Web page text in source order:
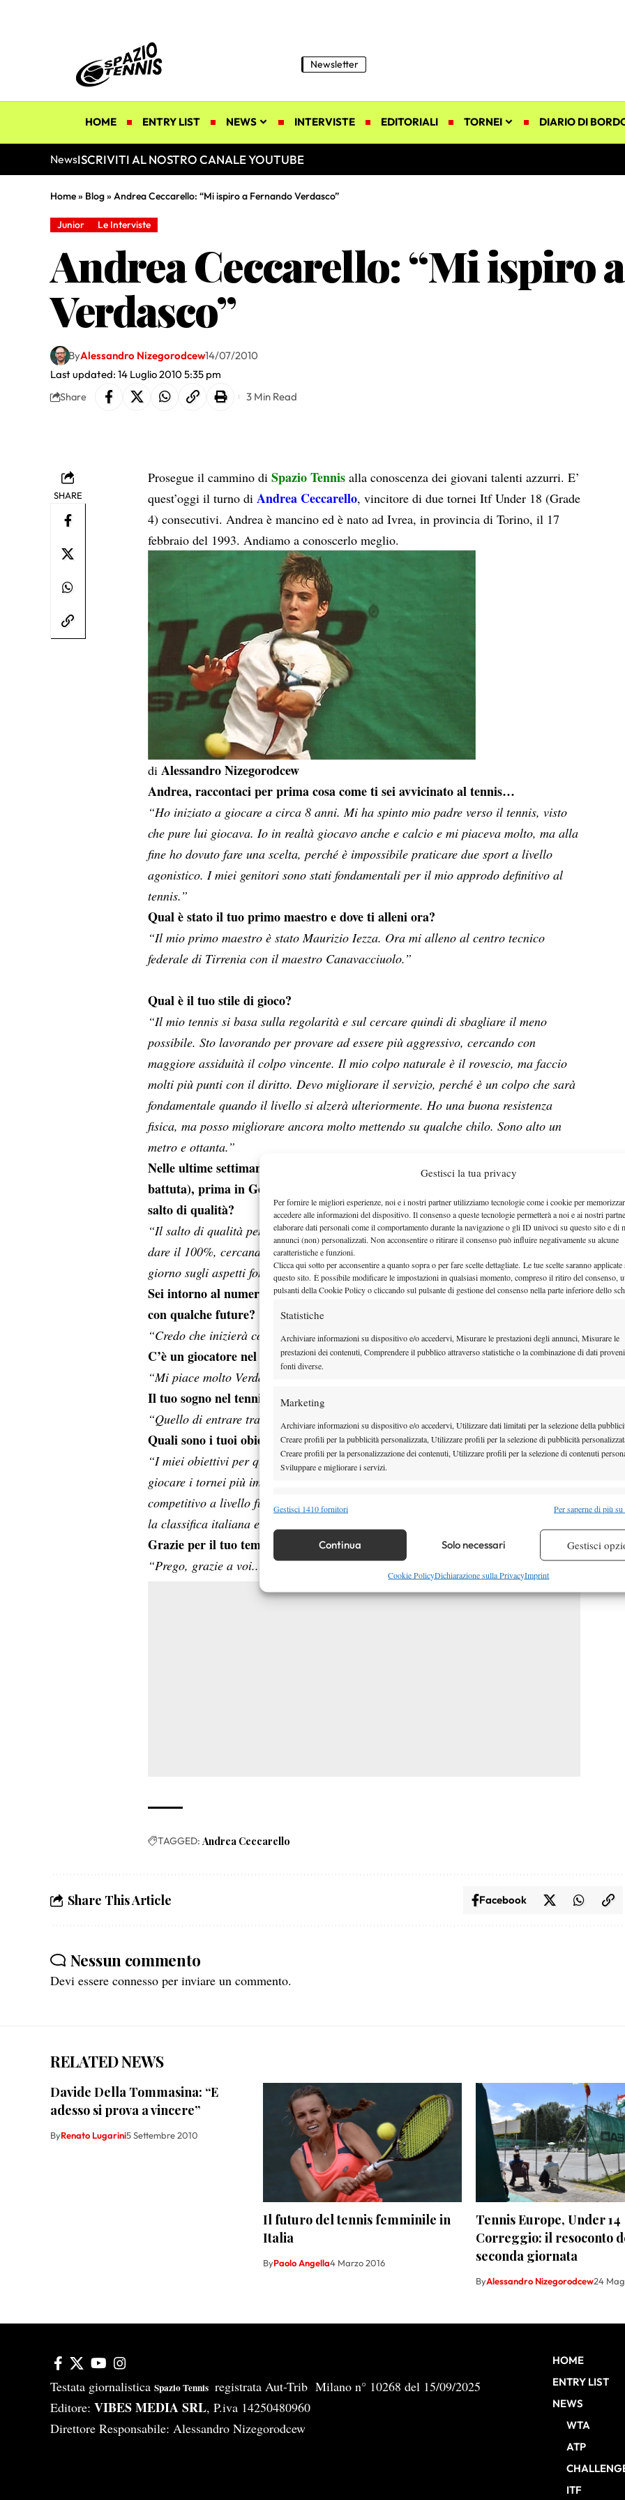
Gestisci la tua privacy
Per fornire le migliori esperienze, noi e i nostri partner utilizziamo tecnologie come i cookie per
accedere alle informazioni del dispositivo. Il consenso a queste tecnologie permetterà a noi e ai nostri
elaborare dati personali come il comportamento durante la navigazione o gli ID univoci su questo sito e di
annunci (non) personalizzati. Non acconsentire o ritirare il consenso può influire negativamente su alcune
caratteristiche e funzioni.
Clicca qui sotto per acconsentire a quanto sopra o per fare scelte dettagliate. Le tue scelte saranno applicate
questo sito. È possibile modificare le impostazioni in qualsiasi momento, compreso il ritiro del consenso,
pulsanti della Cookie Policy o cliccando sul pulsante di gestione del consenso nella parte inferiore dello
Statistiche
Archiviare informazioni su dispositivo e/o accedervi, Misurare le prestazioni degli annunci, Misurare le
prestazioni dei contenuti, Comprendere il pubblico attraverso statistiche o la combinazione di dati
fonti diverse.
Marketing
Archiviare informazioni su dispositivo e/o accedervi, Utilizzare dati limitati per la selezione della
Creare profili per la pubblicità personalizzata, Utilizzare profili per la selezione di pubblicità
Creare profili per la personalizzazione dei contenuti, Utilizzare profili per la selezione di contenuti
Sviluppare e migliorare i servizi.
Funzionalità
Identificare i dispositivi in base alle informazioni trasmesse automaticamente.
Garantire la sicurezza, prevenire e rilevare frodi, correggere errori,
Erogare e presentare pubblicità e contenuto, Salvare e comunicare le
Gestisci 1410 fornitori Per saperne di più
Continua Solo necessari Gestisci
Cookie PolicyDichiarazione sulla PrivacyImprint
Newsletter
HOME ENTRY LIST NEWS INTERVISTE EDITORIALI TORNEI DIARIO DI
NewsISCRIVITI AL NOSTRO CANALE YOUTUBE
Home» Blog» Andrea Ceccarello: “Mi ispiro a Fernando Verdasco”
Junior Le Interviste
Andrea Ceccarello: “Mi ispiro
Verdasco”
Last updated: 14 Luglio 2010 5:35 pm
ByAlessandro Nizegorodcew14/07/2010
Share 3 Min Read
SHARE
Prosegue il cammino diSpazio Tennisalla conoscenza dei giovani talenti azzurri. E’
quest’oggi il turno di Andrea Ceccarello, vincitore di due tornei Itf Under 18 (Grade
4) consecutivi. Andrea è mancino ed è nato ad Ivrea, in provincia di Torino, il 17
febbraio del 1993. Andiamo a conoscerlo meglio.
di Alessandro Nizegorodcew
Andrea, raccontaci per prima cosa come ti sei avvicinato al tennis…
“Ho iniziato a giocare a circa 8 anni. Mi ha spinto mio padre verso il tennis, visto
che pure lui giocava. Io in realtà giocavo anche e calcio e mi piaceva molto, ma alla
fine ho dovuto fare una scelta, perché è impossibile praticare due sport a livello
agonistico. I miei genitori sono stati fondamentali per il mio approdo definitivo al
tennis.”
Qual è stato il tuo primo maestro e dove ti alleni ora?
“Il mio primo maestro è stato Maurizio Iezza. Ora mi alleno al centro tecnico
federale di Tirrenia con il maestro Canavacciuolo.”
Qual è il tuo stile di gioco?
“Il mio tennis si basa sulla regolarità e sul cercare quindi di sbagliare il meno
possibile. Sto lavorando per provare ad essere più aggressivo, cercando con
maggiore assiduità il colpo vincente. Il mio colpo naturale è il rovescio, ma faccio
molti più punti con il diritto. Devo migliorare il servizio, perché è un colpo che sarà
fondamentale quando il livello si alzerà ulteriormente. Ho una buona resistenza
fisica, ma posso migliorare ancora molto mettendo su qualche chilo. Sono alto un
metro e ottanta.”
Nelle ultime settimane hai conquistato due tornei consecutivi (Grade 4 su terra
battuta), prima in Germania e quindi in Olanda. A cosa pensi sia dovuto questo
salto di qualità?
“Il salto di qualità penso sia dovuto ai costanti allenamenti in cui sono riuscito a
dare il 100%, cercando di alzare l’intensità del mio gioco, lavorando giorno dopo
giorno sugli aspetti fondamentali.”
Sei intorno al numero 200 della classifica Itf Under 18, credi di iniziare anche
con qualche future?
“Credo che inizierà con i tornei futures verso la fine del 2010.”
C’è un giocatore nel circuito al quale ti ispiri?
“Mi piace molto Verdasco perché è mancino come me.”
Il tuo sogno nel tennis?
“Quello di entrare tra i top-100…”
Quali sono i tuoi obiettivi per la seconda parte del 2010?
“I miei obiettivi per questa stagione sono innalzare il mio livello di gioco e andare a
giocare i tornei più importanti Itf Under 18 e provare, nonché provare ad essere
competitivo a livello future. I miei prossimi tornei saranno due open per migliorare
la classifica italiana e alcuni Itf Grade 2.”
Grazie per il tuo tempo Andrea e in bocca al lupo..
“Prego, grazie a voi.. Crepi!”
TAGGED: Andrea Ceccarello
Share This Article Facebook
Nessun commento
Devi essere connesso per inviare un commento.
RELATED NEWS
Davide Della Tommasina: “E
adesso si prova a vincere”
ByRenato Lugarini5 Settembre 2010
Il futuro del tennis femminile in
Italia
ByPaolo Angella4 Marzo 2016
Tennis Europe, Under 14
Correggio: il resoconto
seconda giornata
ByAlessandro Nizegorodcew24
Testata giornalistica Spazio Tennis registrata Aut-Trib Milano n° 10268 del 15/09/2025
Editore: VIBES MEDIA SRL, P.iva 14250480960
Direttore Responsabile: Alessandro Nizegorodcew
HOME
ENTRY LIST
NEWS
WTA
ATP
ITF